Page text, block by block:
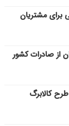
برای مشتریان
از صادرات کشور
کالابرگ